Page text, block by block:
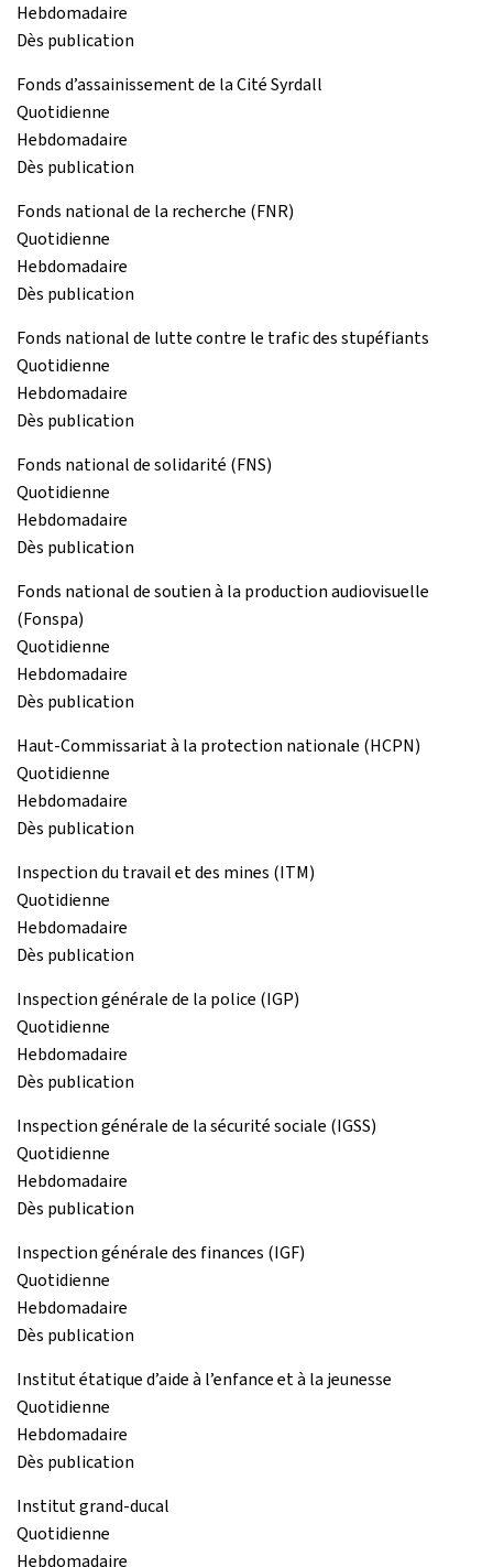
Hebdomadaire
Dès publication
Fonds d’assainissement de la Cité Syrdall
Quotidienne
Hebdomadaire
Dès publication
Fonds national de la recherche (FNR)
Quotidienne
Hebdomadaire
Dès publication
Fonds national de lutte contre le trafic des stupéfiants
Quotidienne
Hebdomadaire
Dès publication
Fonds national de solidarité (FNS)
Quotidienne
Hebdomadaire
Dès publication
Fonds national de soutien à la production audiovisuelle
(Fonspa)
Quotidienne
Hebdomadaire
Dès publication
Haut-Commissariat à la protection nationale (HCPN)
Quotidienne
Hebdomadaire
Dès publication
Inspection du travail et des mines (ITM)
Quotidienne
Hebdomadaire
Dès publication
Inspection générale de la police (IGP)
Quotidienne
Hebdomadaire
Dès publication
Inspection générale de la sécurité sociale (IGSS)
Quotidienne
Hebdomadaire
Dès publication
Inspection générale des finances (IGF)
Quotidienne
Hebdomadaire
Dès publication
Institut étatique d’aide à l’enfance et à la jeunesse
Quotidienne
Hebdomadaire
Dès publication
Institut grand-ducal
Quotidienne
Hebdomadaire